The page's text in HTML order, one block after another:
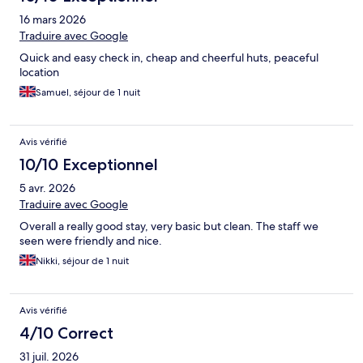
16 mars 2026
Traduire avec Google
Quick and easy check in, cheap and cheerful huts, peaceful
location
Samuel, séjour de 1 nuit
Avis vérifié
10/10 Exceptionnel
5 avr. 2026
Traduire avec Google
Overall a really good stay, very basic but clean. The staff we
seen were friendly and nice.
Nikki, séjour de 1 nuit
Avis vérifié
4/10 Correct
31 juil. 2026